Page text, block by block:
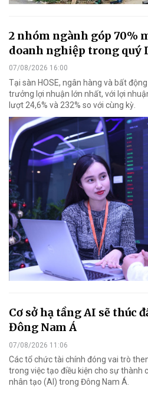
2 nhóm ngành góp 70%
doanh nghiệp trong quý
07/08/2026 16:00
Tại sàn HOSE, ngân hàng và bất
trưởng lợi nhuận lớn nhất, với lợi
lượt 24,6% và 232% so với cùng kỳ.
Cơ sở hạ tầng AI sẽ thúc
Đông Nam Á
07/08/2026 11:06
Các tổ chức tài chính đóng vai trò
trong việc tạo điều kiện cho sự thành
nhân tạo (AI) trong Đông Nam Á.